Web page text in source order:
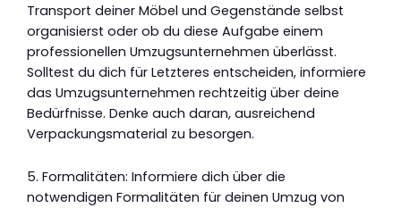
Transport deiner Möbel und Gegenstände selbst
organisierst oder ob du diese Aufgabe einem
professionellen Umzugsunternehmen überlässt.
Solltest du dich für Letzteres entscheiden, informiere
das Umzugsunternehmen rechtzeitig über deine
Bedürfnisse. Denke auch daran, ausreichend
Verpackungsmaterial zu besorgen.
5. Formalitäten: Informiere dich über die
notwendigen Formalitäten für deinen Umzug von